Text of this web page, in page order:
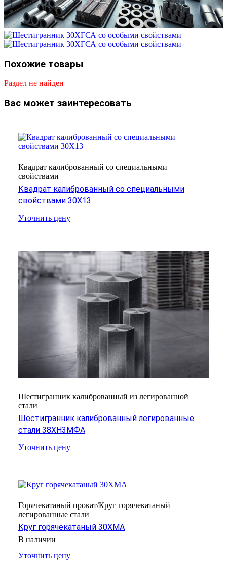
Похожие товары
Раздел не найден
Вас может заинтересовать
Квадрат калиброванный со специальными
свойствами
Квадрат калиброванный со специальными
свойствами 30Х13
Уточнить цену
Шестигранник калиброванный из легированной
стали
Шестигранник калиброванный легированные
стали 38ХН3МФА
Уточнить цену
Горячекатаный прокат/Круг горячекатаный
легированные стали
Круг горячекатаный 30ХМА
В наличии
Уточнить цену